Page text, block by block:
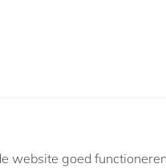
website goed